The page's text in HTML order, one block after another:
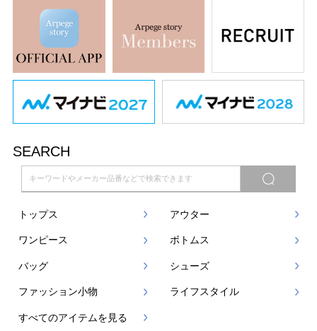
SEARCH
トップス アウター
ワンピース ボトムス
バッグ シューズ
ファッション小物 ライフスタイル
すべてのアイテムを見る